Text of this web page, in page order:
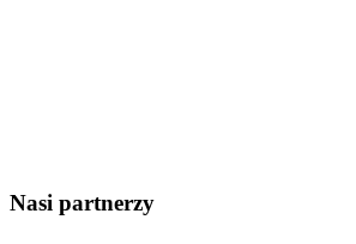
Nasi partnerzy